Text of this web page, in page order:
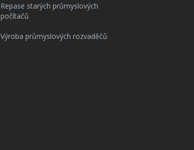
Repase starých průmyslových
počítačů
Výroba průmyslových rozvaděčů